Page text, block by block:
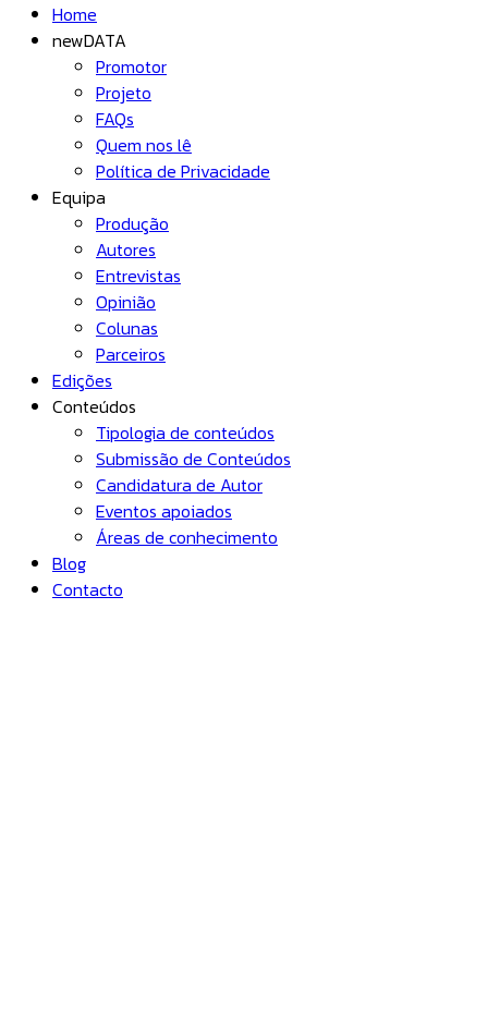
Home
newDATA
Promotor
Projeto
FAQs
Quem nos lê
Política de Privacidade
Equipa
Produção
Autores
Entrevistas
Opinião
Colunas
Parceiros
Edições
Conteúdos
Tipologia de conteúdos
Submissão de Conteúdos
Candidatura de Autor
Eventos apoiados
Áreas de conhecimento
Blog
Contacto